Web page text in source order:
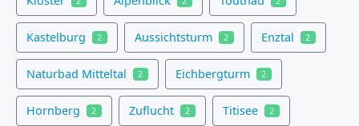
Kastelburg 2 Aussichtsturm 2 Enztal 2
Naturbad Mitteltal 2 Eichbergturm 2
Hornberg 2 Zuflucht 2 Titisee 2